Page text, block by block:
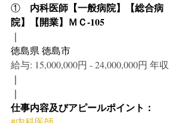
① 内科医師【一般病院】【総合病
院】【開業】ＭＣ-105
｜
徳島県 徳島市
給与: 15,000,000円 - 24,000,000円 年収
｜
｜
仕事内容及びアピールポイント：